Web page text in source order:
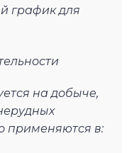
график для
на добыче,
применяются в: